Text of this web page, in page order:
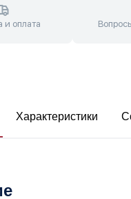
и оплата
Характеристики